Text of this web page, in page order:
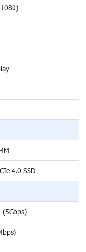
4.0 SSD
(5Gbps)